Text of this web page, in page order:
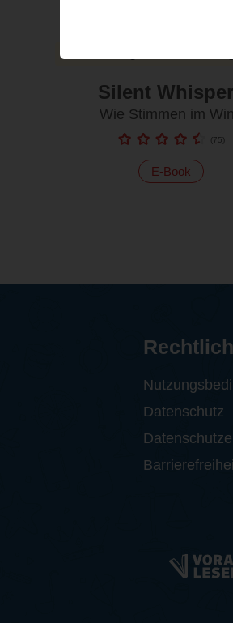
Silent
Wie Stimmen im
(75)
E-Book
Datenschutz